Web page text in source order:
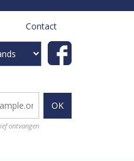
Contact
ontvangen